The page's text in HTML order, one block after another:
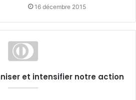
16 décembre 2015
et intensifier notre action